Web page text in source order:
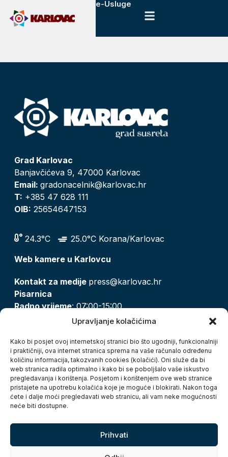
Upravljanje kolačićima
Kako bi posjet ovoj internetskoj stranici bio što ugodniji, funkcionalniji
i praktičniji, ova internet stranica sprema na vaše računalo određenu
količinu informacija, takozvanih cookies (kolačići). Oni služe da bi
web stranica radila optimalno i kako bi se poboljšalo vaše iskustvo
pregledavanja i korištenja. Posjetom i korištenjem ove web stranice
pristajete na upotrebu kolačića koje je moguće i blokirati. Nakon toga
ćete i dalje moći pregledavati web stranicu, ali vam neke mogućnosti
neće biti dostupne.
Prihvati
e-Usluge
Grad Karlovac
Banjavčićeva 9, 47000 Karlovac
Email: gradonacelnik@karlovac.hr
T: +385 47 628 111
OIB: 25654647153
24.3°C
25.0°C Korana/Karlovac
Web kamere u Karlovcu
Kontakt za medije press@karlovac.hr
Pisarnica
Radno vrijeme: 07:00-15:00
pisarnica@karlovac.hr
Zaštita osobnih podataka
Pristup informacijama
Kolačići
Izjava o pristupačnosti
Turistička zajednica grada Karlovca